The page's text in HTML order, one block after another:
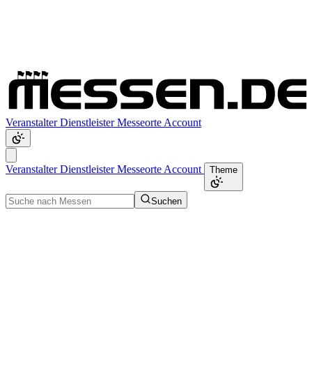
VeranstalterDienstleisterMesseorte Account
VeranstalterDienstleisterMesseorte Account Theme
Suchen